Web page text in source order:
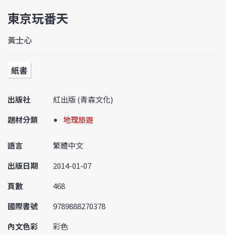
東京玩番天
黃士心
紙書
出版社
紅出版 (青森文化)
題材分類
地理旅遊
語言
繁體中文
出版日期
2014-01-07
頁數
468
國際書號
9789888270378
內文色彩
彩色